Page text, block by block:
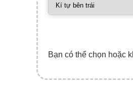
Bạn có thể chọn hoặc